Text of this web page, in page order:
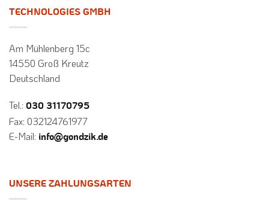
TECHNOLOGIES GMBH
Am Mühlenberg 15c
14550 Groß Kreutz
Deutschland
Tel.: 030 31170795
Fax: 032124761977
E-Mail: info@gondzik.de
UNSERE ZAHLUNGSARTEN